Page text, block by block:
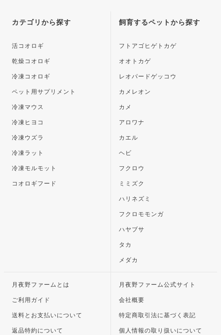
カテゴリから探す
活コオロギ
乾燥コオロギ
冷凍コオロギ
ペット用サプリメント
冷凍マウス
冷凍ヒヨコ
冷凍ウズラ
冷凍ラット
冷凍モルモット
コオロギフード
飼育するペットから探す
フトアゴヒゲトカゲ
オオトカゲ
レオパードゲッコウ
カメレオン
カメ
アロワナ
カエル
ヘビ
フクロウ
ミミズク
ハリネズミ
フクロモモンガ
ハヤブサ
タカ
メダカ
月夜野ファームとは
ご利用ガイド
送料とお支払いについて
返品特約について
月夜野ファーム公式サイト
会社概要
特定商取引法に基づく表記
個人情報の取り扱いについて